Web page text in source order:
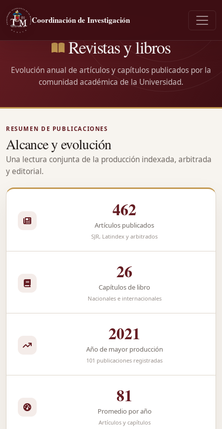
Coordinación de Investigación
PRODUCCIÓN CIENTÍFICA
Revistas y libros
Evolución anual de artículos y capítulos publicados por la
comunidad académica de la Universidad.
RESUMEN DE PUBLICACIONES
Alcance y evolución
Una lectura conjunta de la producción indexada, arbitrada
y editorial.
462
Artículos publicados
SJR, Latindex y arbitrados
26
Capítulos de libro
Nacionales e internacionales
2021
Año de mayor producción
101 publicaciones registradas
81
Promedio por año
Artículos y capítulos